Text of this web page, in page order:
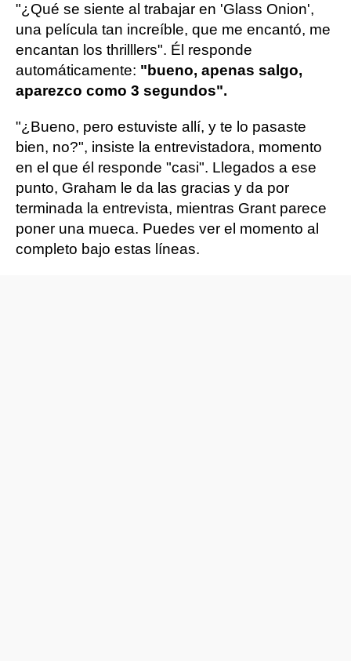
"¿Qué se siente al trabajar en 'Glass Onion',
una película tan increíble, que me encantó, me
encantan los thrilllers". Él responde
automáticamente: "bueno, apenas salgo,
aparezco como 3 segundos".
"¿Bueno, pero estuviste allí, y te lo pasaste
bien, no?", insiste la entrevistadora, momento
en el que él responde "casi". Llegados a ese
punto, Graham le da las gracias y da por
terminada la entrevista, mientras Grant parece
poner una mueca. Puedes ver el momento al
completo bajo estas líneas.